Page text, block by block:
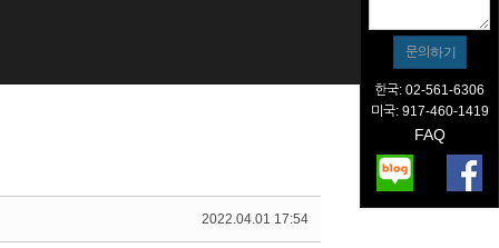
2022.04.01 17:54
한국: 02-561-6306
미국: 917-460-1419
FAQ